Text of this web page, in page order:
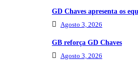
GD Chaves apresenta os
Agosto 3, 2026
GB reforça GD Chaves
Agosto 3, 2026